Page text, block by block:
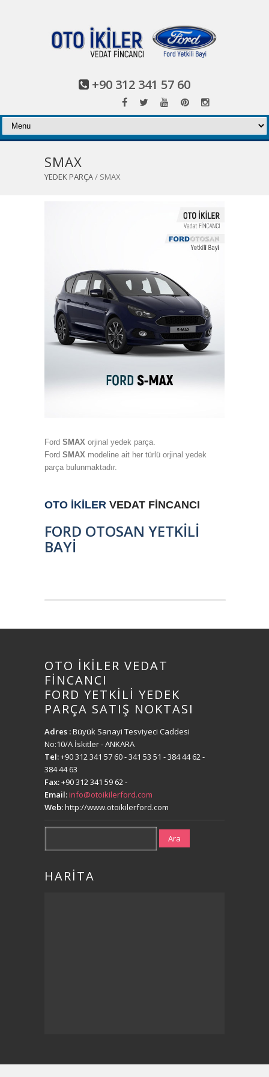
+90 312 341 57 60
SMAX
YEDEK PARÇA/ SMAX
Ford SMAX orjinal yedek parça.
Ford SMAX modeline ait her türlü orjinal yedek
parça bulunmaktadır.
OTO İKİLER VEDAT FİNCANCI
FORD OTOSAN YETKİLİ
BAYİ
OTO İKİLER VEDAT
FİNCANCI
FORD YETKİLİ YEDEK
PARÇA SATIŞ NOKTASI
Adres :Büyük Sanayi Tesviyeci Caddesi
No:10/A İskitler - ANKARA
Tel:+90 312 341 57 60- 341 53 51 - 384 44 62 -
384 44 63
Fax:+90 312 341 59 62-
Email:info@otoikilerford.com
Web:http://www.otoikilerford.com
Ara
HARİTA